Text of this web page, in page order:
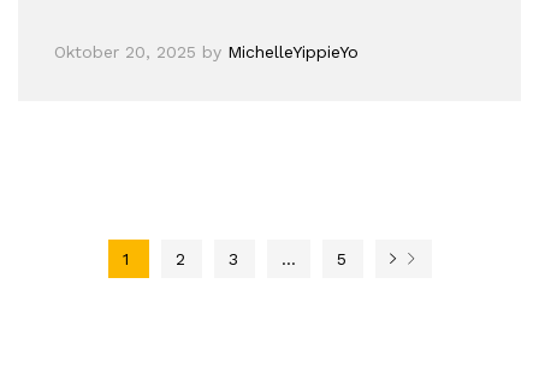
Oktober 20, 2025 by MichelleYippieYo
1 2 3 … 5